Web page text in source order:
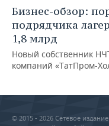
Бизнес-обзор:
подрядчика
1,8 млрд
Новый собственник
компаний «ТатПром-
© 2015 - 2026 Сетевое